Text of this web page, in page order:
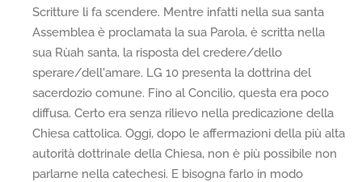
Scritture li fa scendere. Mentre infatti nella sua santa
Assemblea è proclamata la sua Parola, è scritta nella
sua Rùah santa, la risposta del credere/dello
sperare/dell'amare. LG 10 presenta la dottrina del
sacerdozio comune. Fino al Concilio, questa era poco
diffusa. Certo era senza rilievo nella predicazione della
Chiesa cattolica. Oggi, dopo le affermazioni della più alta
autorità dottrinale della Chiesa, non è più possibile non
parlarne nella catechesi. E bisogna farlo in modo